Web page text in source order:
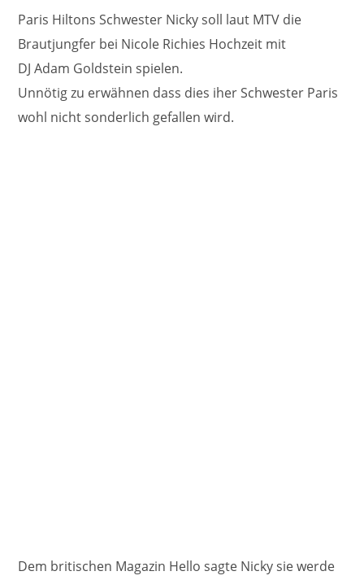
Paris Hiltons Schwester Nicky soll laut MTV die
Brautjungfer bei Nicole Richies Hochzeit mit
DJ Adam Goldstein spielen.
Unnötig zu erwähnen dass dies iher Schwester Paris
wohl nicht sonderlich gefallen wird.
Dem britischen Magazin Hello sagte Nicky sie werde